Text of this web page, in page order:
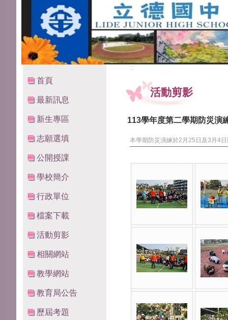
:::
首頁
最新訊息
新生專區
志願選填
公開授課
學校簡介
行政單位
檔案下載
活動剪影
相關網站
教學網站
教育局公告
歷屆考題
:::
活動剪影
113學年度第二學期防災演
本學期防災演練於2月25日及3月4